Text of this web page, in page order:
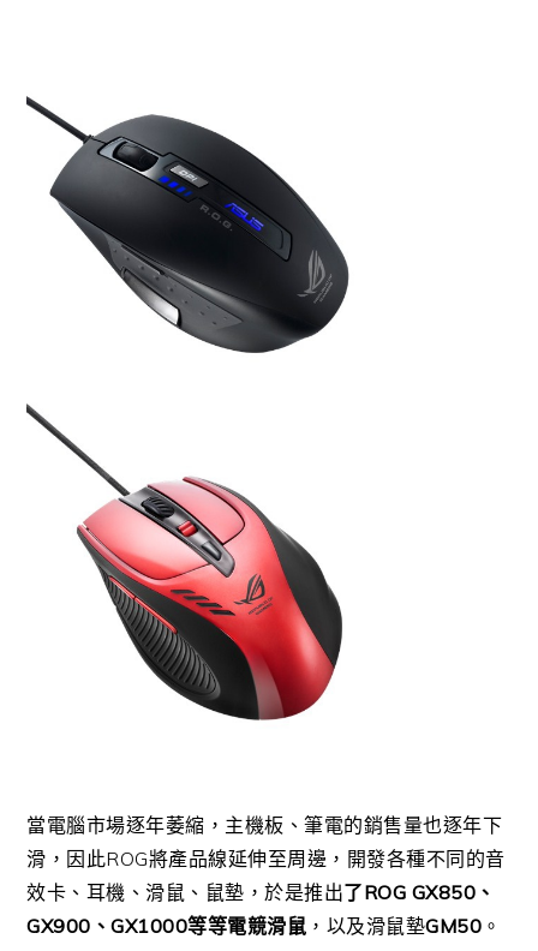
當電腦市場逐年萎縮，主機板、筆電的銷售量也逐年下
滑，因此ROG將產品線延伸至周邊，開發各種不同的音
效卡、耳機、滑鼠、鼠墊，於是推出了ROG GX850、
GX900、GX1000等等電競滑鼠 ，以及滑鼠墊GM50 。